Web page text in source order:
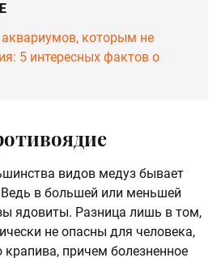
которым не
5 интересных фактов о
видов медуз бывает
в большей или меньшей
ядовиты. Разница лишь в том,
не опасны для человека,
крапива, причем болезненное